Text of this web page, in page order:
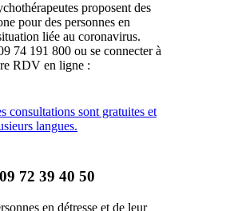
proposent des
pour des personnes en
liée au coronavirus.
74 191 800 ou se connecter à
RDV en ligne :
consultations sont gratuites et
langues.
72 39 40 50
en détresse et de leur